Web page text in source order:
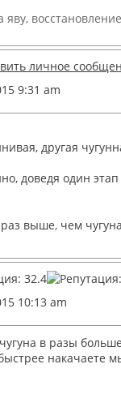
яву,
9:31 am
другая
доведя один
выше, чем
10:13 am
в разы
накачаете